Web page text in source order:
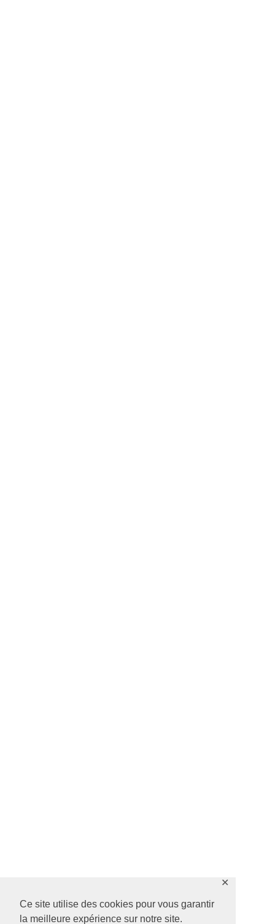
Ce site utilise des cookies pour vous garantir
la meilleure expérience sur notre site.
✕